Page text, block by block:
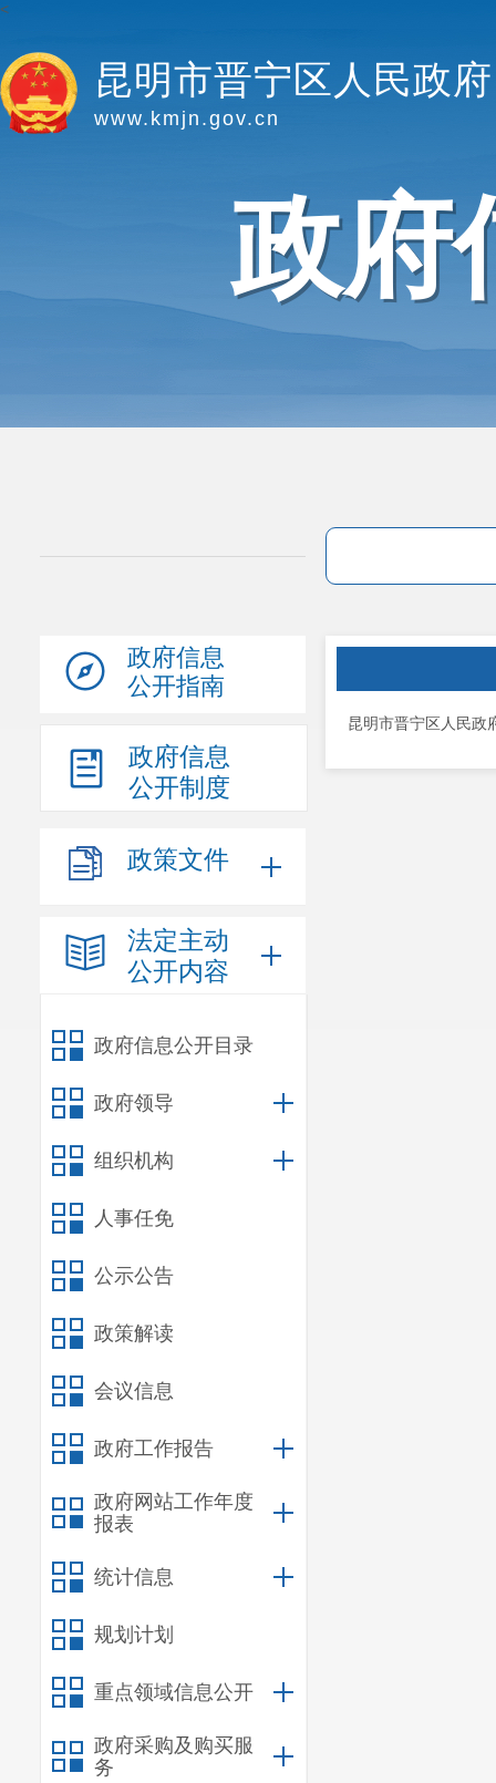
<
昆明市晋宁区人民政府
www.kmjn.gov.cn
政府
政府信息
公开指南
政府信息
公开制度
政策文件
法定主动
公开内容
政府信息公开目录
政府领导
组织机构
人事任免
公示公告
政策解读
会议信息
政府工作报告
政府网站工作年度
报表
统计信息
规划计划
重点领域信息公开
政府采购及购买服
务
昆明市晋宁区人民政